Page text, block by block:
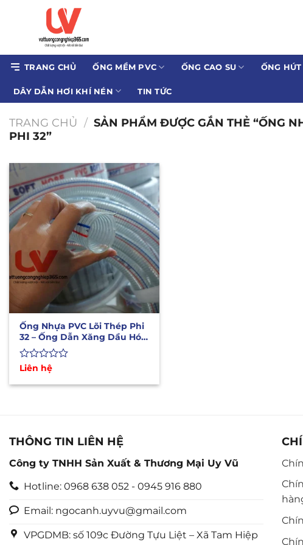
dung
TRANG CHỦ ỐNG MỀM PVC ỐNG CAO SU ỐNG
DÂY DẪN HƠI KHÍ NÉN TIN TỨC
TRANG CHỦ / SẢN PHẨM ĐƯỢC GẮN THẺ “ỐNG
PHI 32”
Ống Nhựa PVC Lõi Thép Phi
32 – Ống Dẫn Xăng Dầu Hóa
Chất
Được
hạng
Liên hệ
THÔNG TIN LIÊN HỆ
Công ty TNHH Sản Xuất & Thương Mại Uy Vũ
Hotline: 0968 638 052 - 0945 916 880
Email: ngocanh.uyvu@gmail.com
VPGDMB: số 109c Đường Tựu Liệt – Xã Tam Hiệp